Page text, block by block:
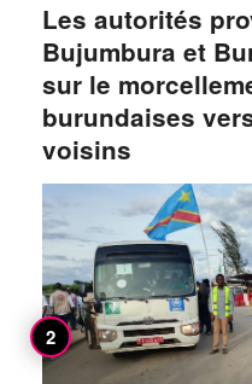
Les autorités
Bujumbura et
sur le
burundaises
voisins